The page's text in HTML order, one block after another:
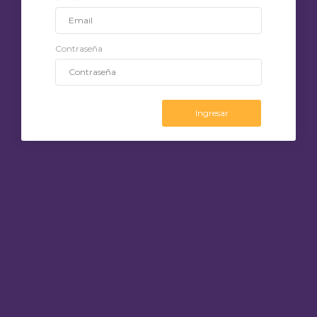
Contraseña
Ingresar